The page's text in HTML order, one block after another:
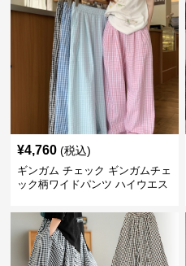
¥4,760 (税込)
ギンガム チェック ギンガムチェ
ック柄ワイドパンツ ハイウエス